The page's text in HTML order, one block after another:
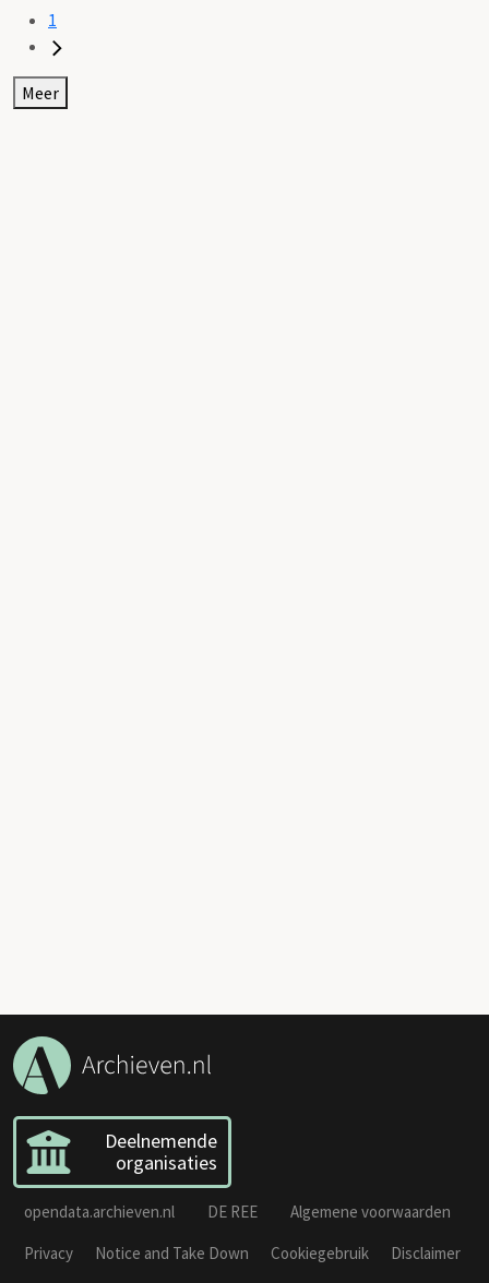
1
Meer
Deelnemende
organisaties
opendata.archieven.nl DE REE
Algemene voorwaarden
Privacy
Notice and Take Down Cookiegebruik
Disclaimer